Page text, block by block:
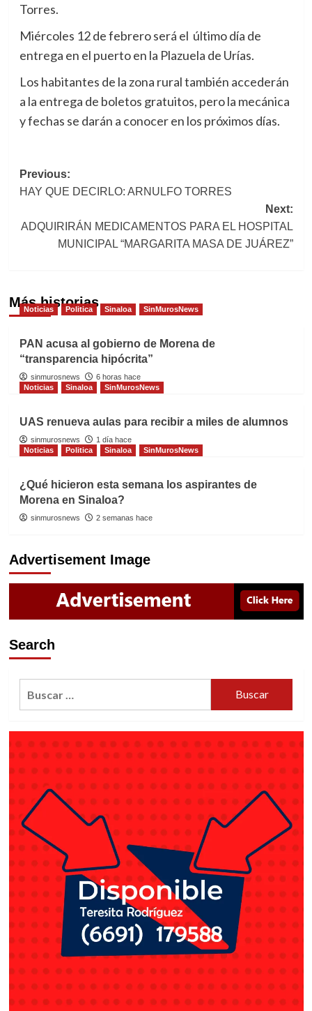
Torres.
Miércoles 12 de febrero será el último día de
entrega en el puerto en la Plazuela de Urías.
Los habitantes de la zona rural también accederán
a la entrega de boletos gratuitos, pero la mecánica
y fechas se darán a conocer en los próximos días.
Post
navigation
Previous:
HAY QUE DECIRLO: ARNULFO TORRES
Next:
ADQUIRIRÁN MEDICAMENTOS PARA EL HOSPITAL
MUNICIPAL “MARGARITA MASA DE JUÁREZ”
Más historias
Noticias Politica Sinaloa SinMurosNews
PAN acusa al gobierno de Morena de
“transparencia hipócrita”
sinmurosnews
6 horas hace
Noticias
Sinaloa SinMurosNews
UAS renueva aulas para recibir a miles de alumnos
sinmurosnews
1 día hace
Noticias
Politica Sinaloa SinMurosNews
¿Qué hicieron esta semana los aspirantes de
Morena en Sinaloa?
sinmurosnews 2 semanas hace
Advertisement Image
Search